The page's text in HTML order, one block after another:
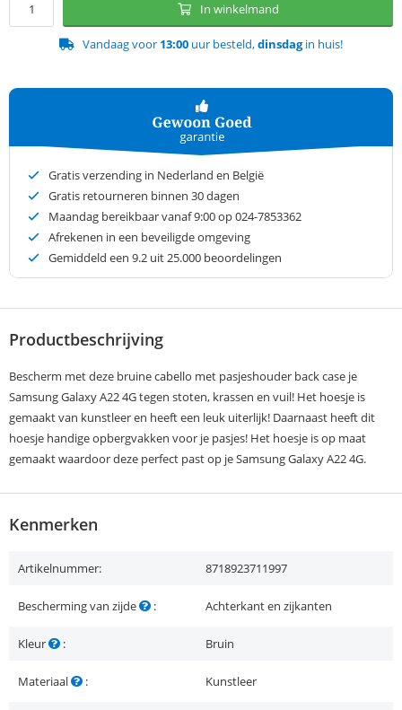
In winkelmand
Vandaag voor 13:00 uur besteld,dinsdagin huis!
Gratis verzending in Nederland en België
Gratis retourneren binnen 30 dagen
Maandag bereikbaar vanaf 9:00 op 024-7853362
Afrekenen in een beveiligde omgeving
Gemiddeld een 9.2 uit 25.000 beoordelingen
Productbeschrijving
Bescherm met deze bruine cabello met pasjeshouder back case je
Samsung Galaxy A22 4G tegen stoten, krassen en vuil! Het hoesje is
gemaakt van kunstleer en heeft een leuk uiterlijk! Daarnaast heeft dit
hoesje handige opbergvakken voor je pasjes! Het hoesje is op maat
gemaakt waardoor deze perfect past op je Samsung Galaxy A22 4G.
Kenmerken
Artikelnummer: 8718923711997
Bescherming van zijde : Achterkant en zijkanten
Kleur : Bruin
Materiaal : Kunstleer